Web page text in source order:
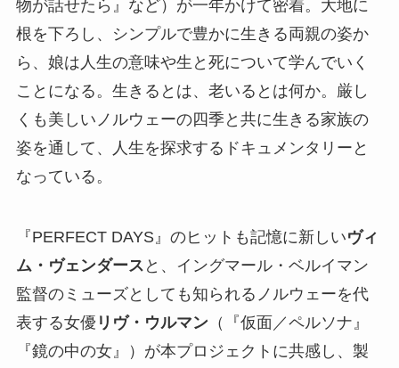
物が話せたら』など）が一年かけて密着。大地に
根を下ろし、シンプルで豊かに生きる両親の姿か
ら、娘は人生の意味や生と死について学んでいく
ことになる。生きるとは、老いるとは何か。厳し
くも美しいノルウェーの四季と共に生きる家族の
姿を通して、人生を探求するドキュメンタリーと
なっている。
『PERFECT DAYS』のヒットも記憶に新しいヴィ
ム・ヴェンダース と、イングマール・ベルイマン
監督のミューズとしても知られるノルウェーを代
表する女優 リヴ・ウルマン（『仮面／ペルソナ』
『鏡の中の女』）が本プロジェクトに共感し、製